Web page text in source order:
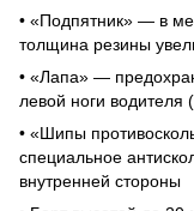
• «Подпятник» — в
толщина резины
• «Лапа» —
левой ноги водителя
• «Шипы
специальное
внутренней стороны